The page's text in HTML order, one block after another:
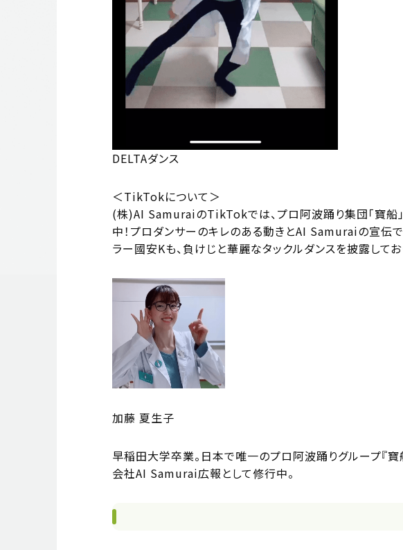
DELTAダンス
＜TikTokについて＞
(株)AI SamuraiのTikTokでは、プロ阿波踊り集団「寶船
中！プロダンサーのキレのある動きとAI Samuraiの宣伝
ラー國安Kも、負けじと華麗なタックルダンスを披露してお
加藤 夏生子
早稲田大学卒業。日本で唯一のプロ阿波踊りグループ『寶
会社AI Samurai広報として修行中。